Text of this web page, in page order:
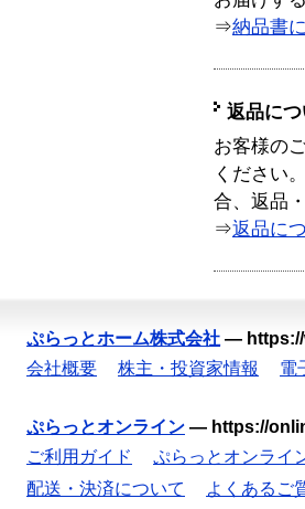
⇒納品書
返品につ
お客様の
ください
合、返品
⇒返品に
ぷらっとホーム株式会社 —
会社概要
株主・投資家情報 電
ぷらっとオンライン — https://
ご利用ガイド
ぷらっとオンライ
配送・決済について
よくあるご